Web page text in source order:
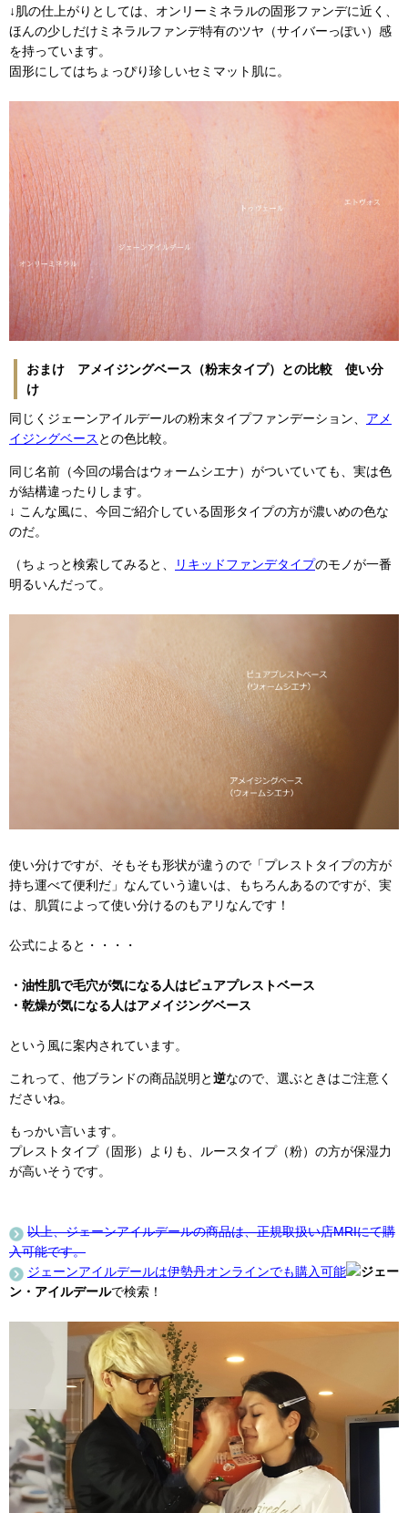
↓肌の仕上がりとしては、オンリーミネラルの固形ファンデに近く、
ほんの少しだけミネラルファンデ特有のツヤ（サイバーっぽい）感
を持っています。
固形にしてはちょっぴり珍しいセミマット肌に。
おまけ アメイジングベース（粉末タイプ）との比較 使い分
け
同じくジェーンアイルデールの粉末タイプファンデーション、 アメ
イジングベース との色比較。
同じ名前（今回の場合はウォームシエナ）がついていても、実は色
が結構違ったりします。
↓ こんな風に、今回ご紹介している固形タイプの方が濃いめの色な
のだ。
（ちょっと検索してみると、 リキッドファンデタイプのモノが一番
明るいんだって。
使い分けですが、そもそも形状が違うので「プレストタイプの方が
持ち運べて便利だ」なんていう違いは、もちろんあるのですが、実
は、肌質によって使い分けるのもアリなんです！
公式によると・・・・
・油性肌で毛穴が気になる人はピュアプレストベース
・乾燥が気になる人はアメイジングベース
という風に案内されています。
これって、他ブランドの商品説明と逆なので、選ぶときはご注意く
ださいね。
もっかい言います。
プレストタイプ（固形）よりも、ルースタイプ（粉）の方が保湿力
が高いそうです。
以上、ジェーンアイルデールの商品は、正規取扱い店MRIにて購
入可能です。
ジェーンアイルデールは伊勢丹オンラインでも購入可能
ジェー
ン・アイルデールで検索！